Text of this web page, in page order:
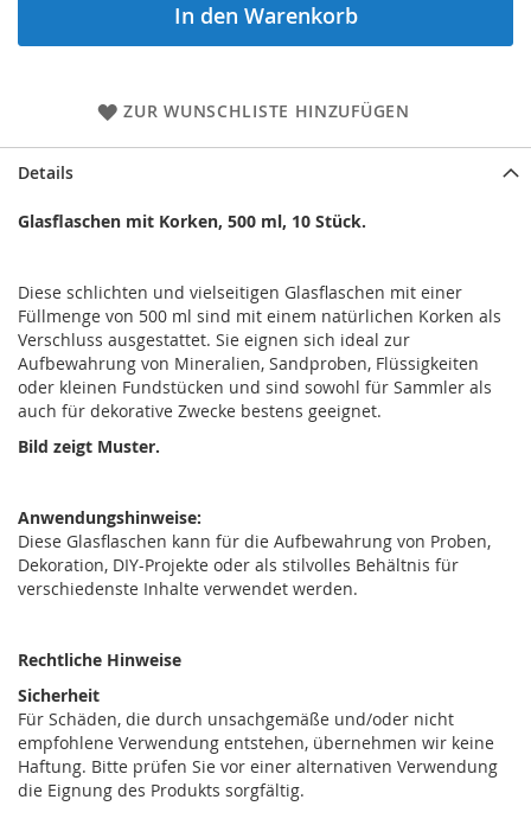
In den Warenkorb
ZUR WUNSCHLISTE HINZUFÜGEN
Details
Glasflaschen mit Korken, 500 ml, 10 Stück.
Diese schlichten und vielseitigen Glasflaschen mit einer
Füllmenge von 500 ml sind mit einem natürlichen Korken als
Verschluss ausgestattet. Sie eignen sich ideal zur
Aufbewahrung von Mineralien, Sandproben, Flüssigkeiten
oder kleinen Fundstücken und sind sowohl für Sammler als
auch für dekorative Zwecke bestens geeignet.
Bild zeigt Muster.
Anwendungshinweise:
Diese Glasflaschen kann für die Aufbewahrung von Proben,
Dekoration, DIY-Projekte oder als stilvolles Behältnis für
verschiedenste Inhalte verwendet werden.
Rechtliche Hinweise
Sicherheit
Für Schäden, die durch unsachgemäße und/oder nicht
empfohlene Verwendung entstehen, übernehmen wir keine
Haftung. Bitte prüfen Sie vor einer alternativen Verwendung
die Eignung des Produkts sorgfältig.